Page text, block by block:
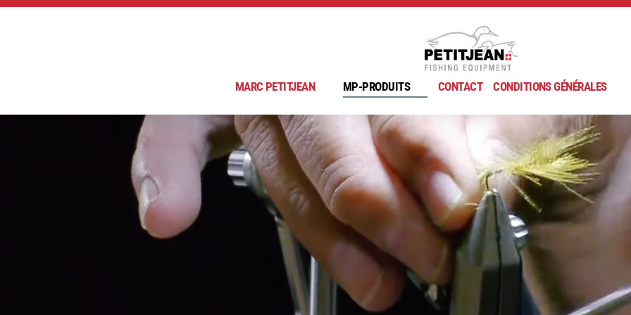
MARC PETITJEAN MP-PRODUITS CONTACT CONDITIONS GÉNÉRALES